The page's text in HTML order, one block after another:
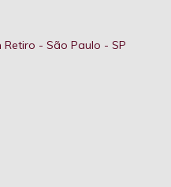
Retiro - São Paulo - SP